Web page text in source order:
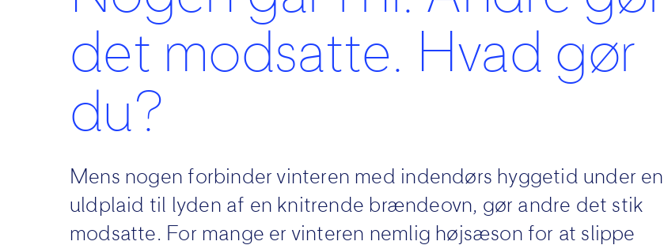
det modsatte. Hvad gør
du?
Mens nogen forbinder vinteren med indendørs hyggetid under en
uldplaid til lyden af en knitrende brændeovn, gør andre det stik
modsatte. For mange er vinteren nemlig højsæson for at slippe